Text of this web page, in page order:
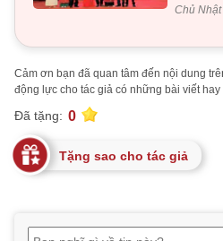
Chủ
Cảm ơn bạn đã quan tâm đến nội dung
động lực cho tác giả có những bài viết
Đã tặng: 0
Tặng sao cho tác giả